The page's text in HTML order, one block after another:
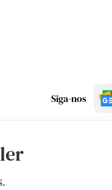
Siga-nos